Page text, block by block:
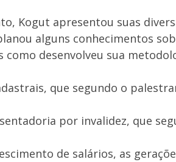
Kogut apresentou suas
alguns conhecimentos
como desenvolveu sua
que segundo o
por invalidez, que
de salários, as